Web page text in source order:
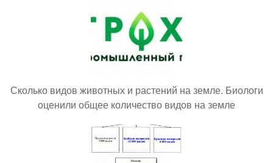
Сколько видов животных и растений на земле. Биологи
оценили общее количество видов на земле